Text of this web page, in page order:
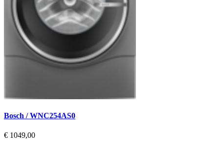
Bosch / WNC254AS0
€ 1049,00